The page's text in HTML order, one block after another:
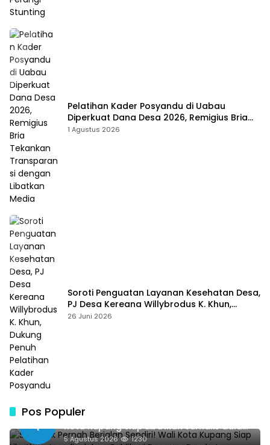
Pelatihan Kader Posyandu di Uabau
Diperkuat Dana Desa 2026, Remigius Bria
Tekankan Transparansi dengan Libatkan
1 Agustus 2026
Soroti Penguatan Layanan Kesehatan Desa,
PJ Desa Kereana Willybrodus K. Khun,
Dukung Penuh Pelatihan Kader Posyandu
26 Juni 2026
Pos Populer
1
SMSI Tak Pernah Berjalan Sendiri! Wali
Kota Kupang Siap Libatkan Jurnalis dalam
Publikasi Program Pemkot
5 Agustus 2026 1230